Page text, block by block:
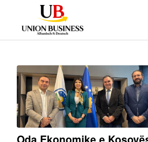
Oda Ekonomike e